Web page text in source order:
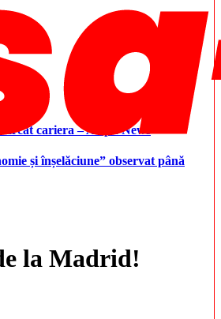
cariera – Aleph News
și înșelăciune” observat până
la Madrid!